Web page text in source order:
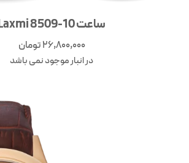
ساعت Laxmi 8509-10
26,800,000تومان
در انبار موجود نمی باشد